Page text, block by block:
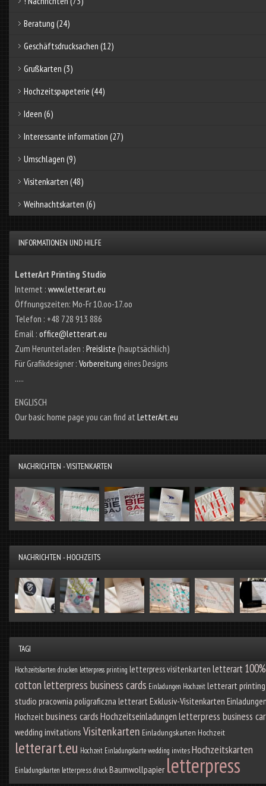
Beratung (24)
Geschäftsdrucksachen (12)
Grußkarten (3)
Hochzeitspapeterie (44)
Ideen (6)
Interessante information (27)
Umschlagen (9)
Visitenkarten (48)
Weihnachtskarten (6)
INFORMATIONEN UND HILFE
LetterArt Printing Studio
Internet : www.letterart.eu
Öffnungszeiten: Mo-Fr 10.oo-17.oo
Telefon : +48 728 913 886
Email : office@letterart.eu
Zum Herunterladen : Preisliste (hauptsächlich)
Für Grafikdesigner : Vorbereitung eines Designs
.....
ENGLISCH
Our basic home page you can find at LetterArt.eu
NACHRICHTEN - VISITENKARTEN
NACHRICHTEN - HOCHZEITS
TAGI
Hochzeitskarten drucken letterpress printing letterpress visitenkarten letterart 100%
cotton letterpress business cards Einladungen Hochzeitletterart printing
studio pracownia poligraficzna letterart Exklusiv-Visitenkarten
Hochzeit business cardsHochzeitseinladungenletterpress business
wedding invitations Visitenkarten Einladungskarten Hochzeit
letterart.eu Hochzeit Einladungskartewedding invitesHochzeitskarten
Einladungskarten letterpress druckBaumwollpapier letterpress